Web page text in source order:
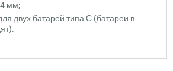
мм;
двух батарей типа С (батареи в